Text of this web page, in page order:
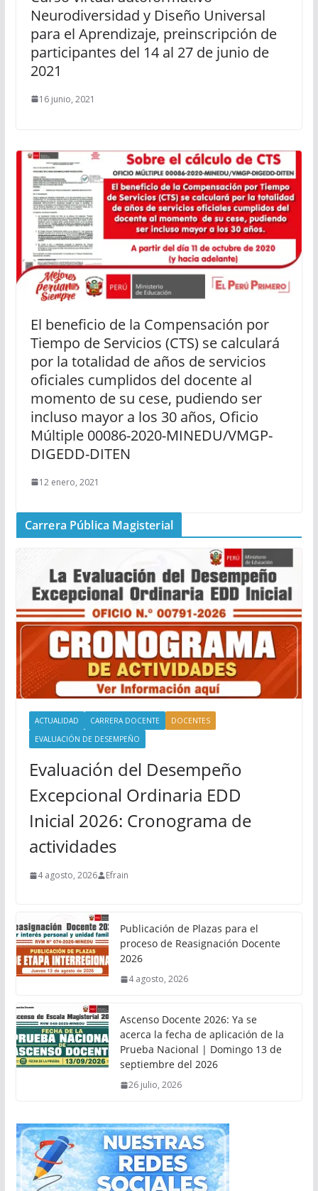
Neurodiversidad y Diseño Universal
para el Aprendizaje, preinscripción de
participantes del 14 al 27 de junio de
2021
16 junio, 2021
El beneficio de la Compensación por
Tiempo de Servicios (CTS) se calculará
por la totalidad de años de servicios
oficiales cumplidos del docente al
momento de su cese, pudiendo ser
incluso mayor a los 30 años, Oficio
Múltiple 00086-2020-MINEDU/VMGP-
DIGEDD-DITEN
12 enero, 2021
Carrera Pública Magisterial
ACTUALIDAD CARRERA DOCENTE
DOCENTES
EVALUACIÓN DE DESEMPEÑO
Evaluación del Desempeño
Excepcional Ordinaria EDD
Inicial 2026: Cronograma de
actividades
4 agosto, 2026 Efrain
Publicación de Plazas para el
proceso de Reasignación Docente
2026
4 agosto, 2026
Ascenso Docente 2026: Ya se
acerca la fecha de aplicación de la
Prueba Nacional | Domingo 13 de
septiembre del 2026
26 julio, 2026